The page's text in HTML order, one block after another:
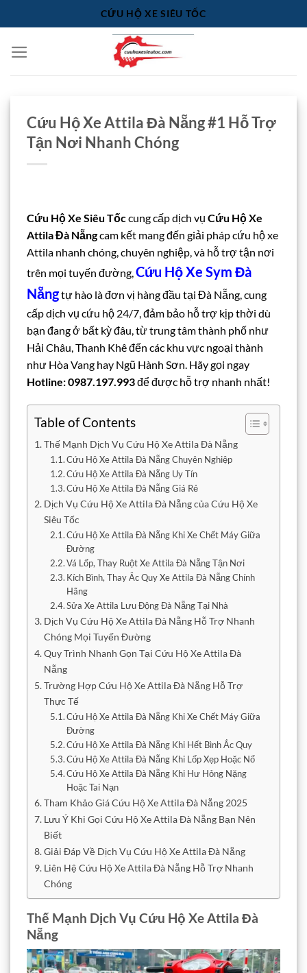
qua
dung
CỨU HỘ XE SIÊU TỐC
Cứu Hộ Xe Attila Đà Nẵng #1 Hỗ Trợ
Tận Nơi Nhanh Chóng
Cứu Hộ Xe Siêu Tốccung cấp dịch vụ Cứu Hộ Xe
Attila Đà Nẵngcam kết mang đến giải pháp cứu hộ xe
Attila nhanh chóng, chuyên nghiệp, và hỗ trợ tận nơi
trên mọi tuyến đường,Cứu Hộ Xe Sym Đà
Nẵngtự hào là đơn vị hàng đầu tại Đà Nẵng, cung
cấp dịch vụ cứu hộ 24/7, đảm bảo hỗ trợ kịp thời dù
bạn đang ở bất kỳ đâu, từ trung tâm thành phố như
Hải Châu, Thanh Khê đến các khu vực ngoại thành
như Hòa Vang hay Ngũ Hành Sơn. Hãy gọi ngay
Hotline: 0987.197.993để được hỗ trợ nhanh nhất!
Table of Contents
Thế Mạnh Dịch Vụ Cứu Hộ Xe Attila Đà Nẵng
Cứu Hộ Xe Attila Đà Nẵng Chuyên Nghiệp
Cứu Hộ Xe Attila Đà Nẵng Uy Tín
Cứu Hộ Xe Attila Đà Nẵng Giá Rẻ
Dịch Vụ Cứu Hộ Xe Attila Đà Nẵng của Cứu Hộ Xe
Siêu Tốc
Cứu Hộ Xe Attila Đà Nẵng Khi Xe Chết Máy Giữa
Đường
Vá Lốp, Thay Ruột Xe Attila Đà Nẵng Tận Nơi
Kích Bình, Thay Ắc Quy Xe Attila Đà Nẵng Chính
Hãng
Sửa Xe Attila Lưu Động Đà Nẵng Tại Nhà
Dịch Vụ Cứu Hộ Xe Attila Đà Nẵng Hỗ Trợ Nhanh
Chóng Mọi Tuyến Đường
Quy Trình Nhanh Gọn Tại Cứu Hộ Xe Attila Đà
Nẵng
Trường Hợp Cứu Hộ Xe Attila Đà Nẵng Hỗ Trợ
Thực Tế
Cứu Hộ Xe Attila Đà Nẵng Khi Xe Chết Máy Giữa
Đường
Cứu Hộ Xe Attila Đà Nẵng Khi Hết Bình Ắc Quy
Cứu Hộ Xe Attila Đà Nẵng Khi Lốp Xẹp Hoặc Nổ
Cứu Hộ Xe Attila Đà Nẵng Khi Hư Hỏng Nặng
Hoặc Tai Nạn
Tham Khảo Giá Cứu Hộ Xe Attila Đà Nẵng 2025
Lưu Ý Khi Gọi Cứu Hộ Xe Attila Đà Nẵng Bạn Nên
Biết
Giải Đáp Về Dịch Vụ Cứu Hộ Xe Attila Đà Nẵng
Liên Hệ Cứu Hộ Xe Attila Đà Nẵng Hỗ Trợ Nhanh
Chóng
Thế Mạnh Dịch Vụ Cứu Hộ Xe Attila Đà
Nẵng